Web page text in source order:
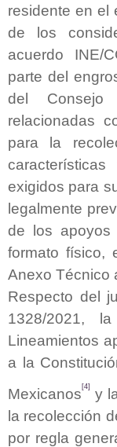
residente en el
de los
acuerdo INE/
parte del
del
relacionadas
para la
exigidos para
legalmente
de los apoyos
formato físico,
Anexo Técnico
Respecto del
1328/2021,
Lineamientos
a la
Mexicanos [4]
y
la recolección
por regla